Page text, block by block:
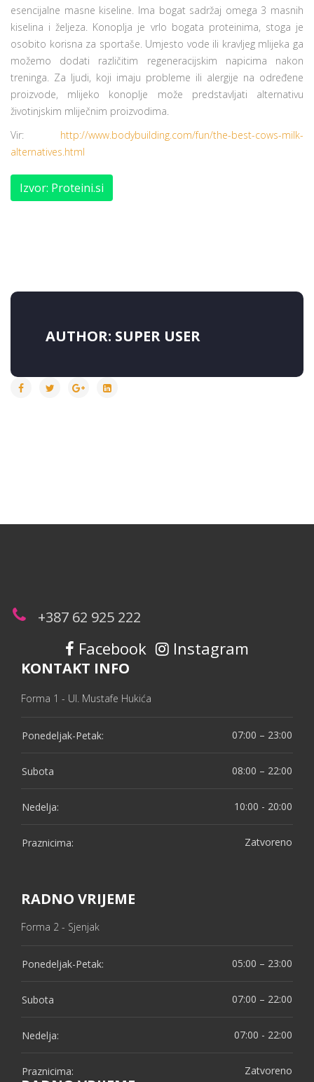
esencijalne masne kiseline. Ima bogat sadržaj omega 3 masnih
kiselina i željeza. Konoplja je vrlo bogata proteinima, stoga je
osobito korisna za sportaše. Umjesto vode ili kravljeg mlijeka ga
možemo dodati različitim regeneracijskim napicima nakon
treninga. Za ljudi, koji imaju probleme ili alergije na određene
proizvode, mlijeko konoplje može predstavljati alternativu
životinjskim mliječnim proizvodima.
Vir: http://www.bodybuilding.com/fun/the-best-cows-milk-
alternatives.html
Izvor: Proteini.si
AUTHOR: SUPER USER
+387 62 925 222
Facebook Instagram
KONTAKT INFO
Forma 1 - Ul. Mustafe Hukića
Ponedeljak-Petak: 07:00 – 23:00
Subota 08:00 – 22:00
Nedelja: 10:00 - 20:00
Praznicima: Zatvoreno
RADNO VRIJEME
Forma 2 - Sjenjak
Ponedeljak-Petak: 05:00 – 23:00
Subota 07:00 – 22:00
Nedelja: 07:00 - 22:00
Praznicima: Zatvoreno